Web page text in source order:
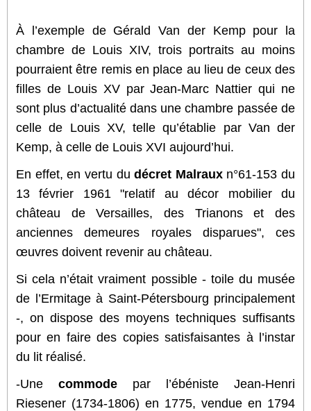
À l’exemple de Gérald Van der Kemp pour la
chambre de Louis XIV, trois portraits au moins
pourraient être remis en place au lieu de ceux des
filles de Louis XV par Jean-Marc Nattier qui ne
sont plus d’actualité dans une chambre passée de
celle de Louis XV, telle qu’établie par Van der
Kemp, à celle de Louis XVI aujourd’hui.
En effet, en vertu dudécret Malraux n°61-153 du
13 février 1961 "relatif au décor mobilier du
château de Versailles, des Trianons et des
anciennes demeures royales disparues", ces
œuvres doivent revenir au château.
Si cela n’était vraiment possible - toile du musée
de l’Ermitage à Saint-Pétersbourg principalement
-, on dispose des moyens techniques suffisants
pour en faire des copies satisfaisantes à l’instar
du lit réalisé.
-Une commode par l’ébéniste Jean-Henri
Riesener (1734-1806) en 1775, vendue en 1794